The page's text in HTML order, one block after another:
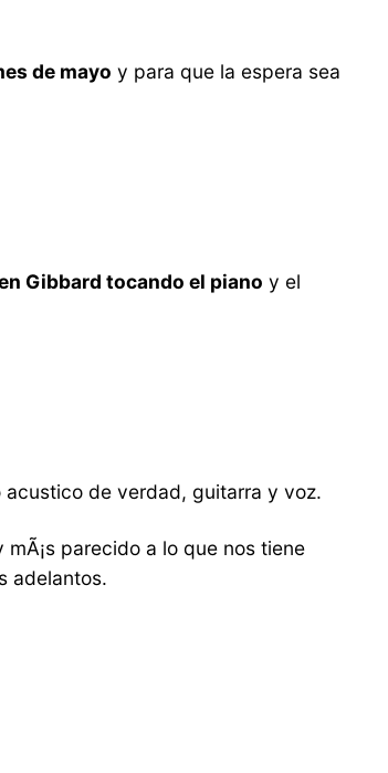
de mayo y para que la espera sea
Gibbard tocando el piano y el
de verdad, guitarra y voz.
parecido a lo que nos tiene
adelantos.